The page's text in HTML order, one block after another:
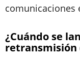
comunicaciones
¿Cuándo se
retransmisión